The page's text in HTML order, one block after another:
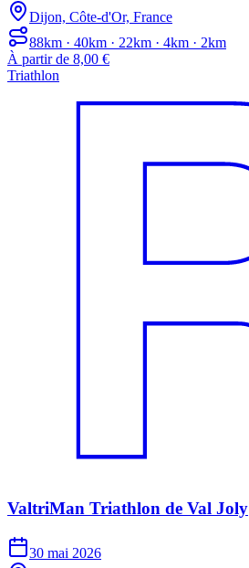
Dijon, Côte-d'Or, France
88km · 40km · 22km · 4km · 2km
À partir de 8,00 €
Triathlon
ValtriMan Triathlon de Val Joly
30 mai 2026